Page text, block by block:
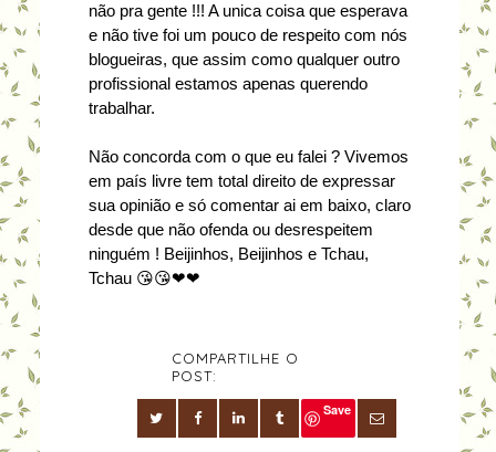
não pra gente !!! A unica coisa que esperava
e não tive foi um pouco de respeito com nós
blogueiras, que assim como qualquer outro
profissional estamos apenas querendo
trabalhar.
Não concorda com o que eu falei ? Vivemos
em país livre tem total direito de expressar
sua opinião e só comentar ai em baixo, claro
desde que não ofenda ou desrespeitem
ninguém ! Beijinhos, Beijinhos e Tchau,
Tchau 😘😘❤❤
COMPARTILHE O
POST:
Save